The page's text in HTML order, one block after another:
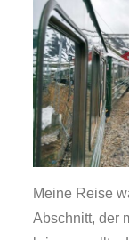
Meine Reise
Abschnitt, der